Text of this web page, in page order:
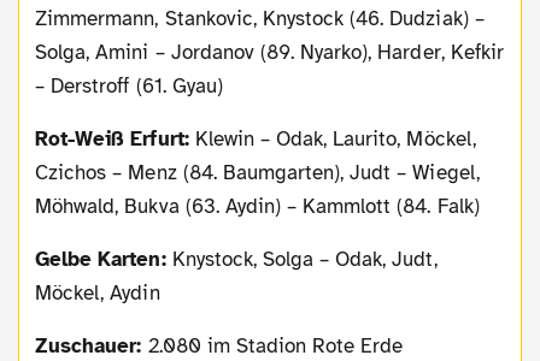
Zimmermann, Stankovic, Knystock (46. Dudziak) –
Solga, Amini – Jordanov (89. Nyarko), Harder, Kefkir
– Derstroff (61. Gyau)
Rot-Weiß Erfurt:Klewin – Odak, Laurito, Möckel,
Czichos – Menz (84. Baumgarten), Judt – Wiegel,
Möhwald, Bukva (63. Aydin) – Kammlott (84. Falk)
Gelbe Karten:Knystock, Solga – Odak, Judt,
Möckel, Aydin
Zuschauer: 2.080 im Stadion Rote Erde